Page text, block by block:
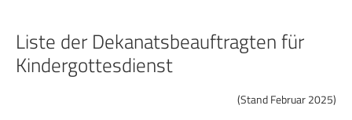
Liste der Dekanatsbeauftragten für
Kindergottesdienst
(Stand Februar 2025)